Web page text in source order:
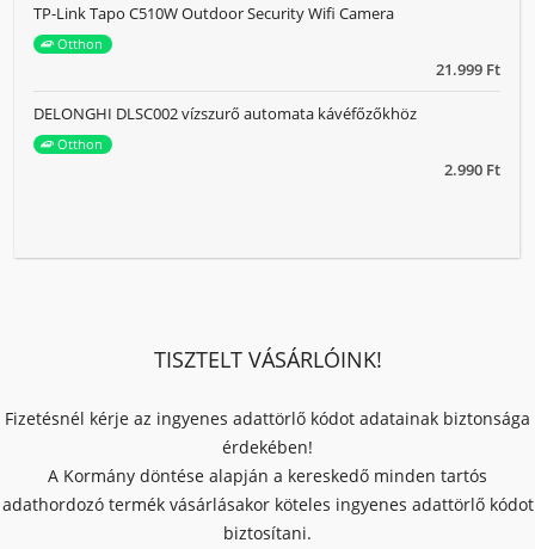
21.999 Ft
TP-Link Tapo C510W Outdoor Security Wifi Camera
Otthon
2.990 Ft
DELONGHI DLSC002 vízszurő automata kávéfőzőkhöz
Otthon
TISZTELT VÁSÁRLÓINK!
Fizetésnél kérje az ingyenes adattörlő kódot adatainak biztonsága
érdekében!
A Kormány döntése alapján a kereskedő minden tartós
adathordozó termék vásárlásakor köteles ingyenes adattörlő kódot
biztosítani.